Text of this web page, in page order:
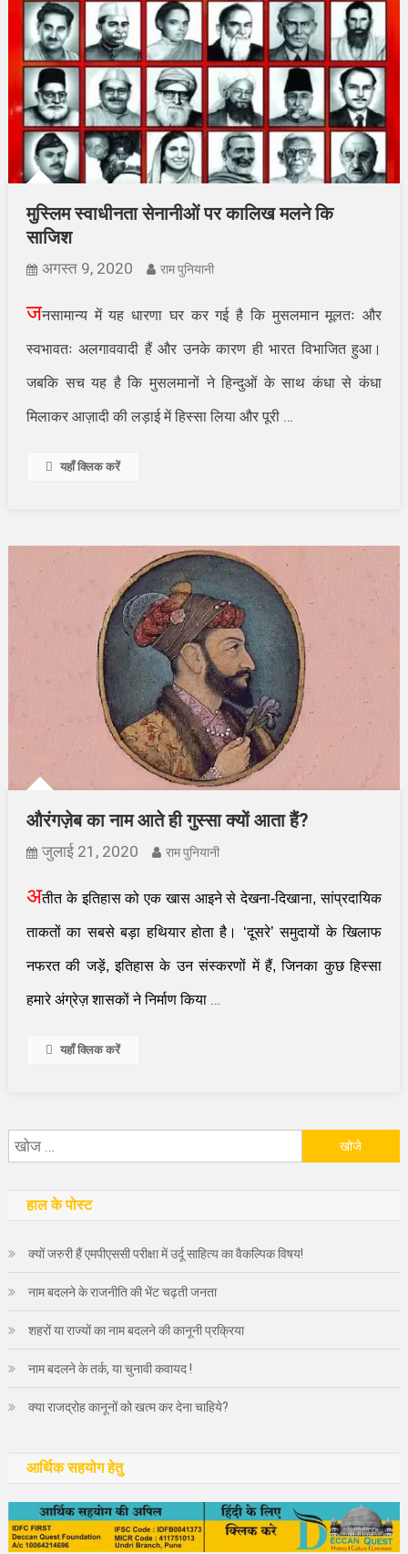
मुस्लिम स्वाधीनता सेनानीओं पर कालिख मलने कि
साजिश
अगस्त 9, 2020 राम पुनियानी
जनसामान्य में यह धारणा घर कर गई है कि मुसलमान मूलतः और
स्वभावतः अलगाववादी हैं और उनके कारण ही भारत विभाजित हुआ।
जबकि सच यह है कि मुसलमानों ने हिन्दुओं के साथ कंधा से कंधा
मिलाकर आज़ादी की लड़ाई में हिस्सा लिया और पूरी …
यहाँ क्लिक करें
औरंगज़ेब का नाम आते ही गुस्सा क्यों आता हैं?
जुलाई 21, 2020 राम पुनियानी
अतीत के इतिहास को एक खास आइने से देखना-दिखाना,सांप्रदायिक
ताकतों का सबसे बड़ा हथियार होता है। ‘दूसरे’समुदायों के खिलाफ
नफरत की जड़ें,इतिहास के उन संस्करणों में हैं,जिनका कुछ हिस्सा
हमारे अंग्रेज़ शासकों ने निर्माण किया …
यहाँ क्लिक करें
हाल के पोस्ट
क्यों जरुरी हैं एमपीएससी परीक्षा में उर्दू साहित्य का वैकल्पिक विषय!
नाम बदलने के राजनीति की भेंट चढ़ती जनता
शहरों या राज्यों का नाम बदलने की कानूनी प्रक्रिया
नाम बदलने के तर्क, या चुनावी कवायद !
क्या राजद्रोह कानूनों को खत्म कर देना चाहिये?
आर्थिक सहयोग हेतु